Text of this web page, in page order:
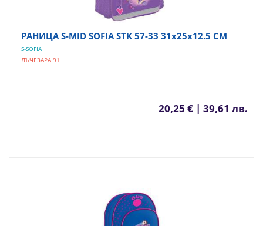
РАНИЦА S-MID SOFIA STK 57-33 31х25х12.5 СМ
S-SOFIA
ЛЪЧЕЗАРА 91
20,25 € | 39,61 лв.